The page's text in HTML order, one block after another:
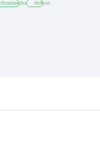
Graduação Notícia